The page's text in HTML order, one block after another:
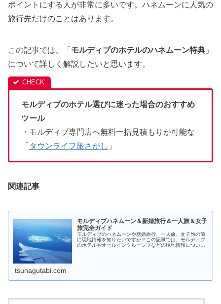
ポイントにする人が非常に多いです。ハネムーンに人気の
旅行先だけのことはあります。
この記事では、「 モルディブのホテルのハネムーン特典 」
について詳しく解説したいと思います。
モルディブのホテル選びに迷った場合のおすすめ
ツール
・モルディブ専門店へ無料一括見積もりが可能な
「 タウンライフ旅さがし 」
関連記事
モルディブハネムーン＆新婚旅行＆一人旅＆女子
旅完全ガイド
モルディブのハネムーンや新婚旅行、一人旅、女子旅の前
に現地情報を知りたいですか？この記事では、モルディブ
のホテルやオールインクルーシブなどの現地情報について
tsunagutabi.com